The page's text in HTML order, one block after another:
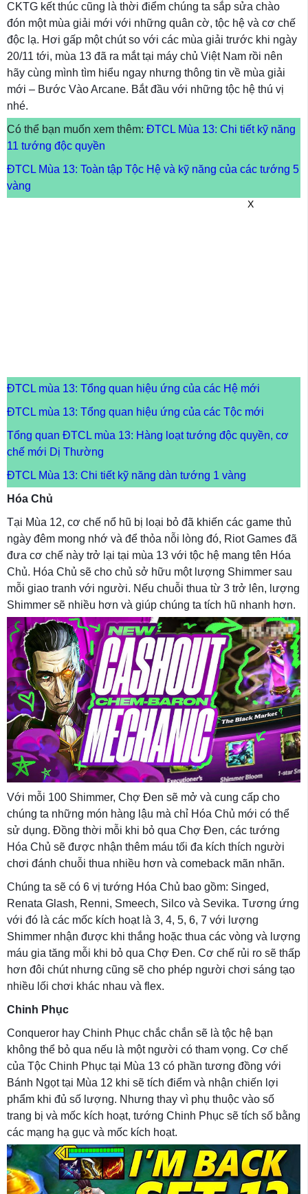
CKTG kết thúc cũng là thời điểm chúng ta sắp sửa chào
đón một mùa giải mới với những quân cờ, tộc hệ và cơ chế
độc lạ. Hơi gấp một chút so với các mùa giải trước khi ngày
20/11 tới, mùa 13 đã ra mắt tại máy chủ Việt Nam rồi nên
hãy cùng mình tìm hiểu ngay nhưng thông tin về mùa giải
mới – Bước Vào Arcane. Bắt đầu với những tộc hệ thú vị
nhé.
Có thể bạn muốn xem thêm: ĐTCL Mùa 13: Chi tiết kỹ năng
11 tướng độc quyền
ĐTCL Mùa 13: Toàn tập Tộc Hệ và kỹ năng của các tướng 5
vàng
X
ĐTCL mùa 13: Tổng quan hiệu ứng của các Hệ mới
ĐTCL mùa 13: Tổng quan hiệu ứng của các Tộc mới
Tổng quan ĐTCL mùa 13: Hàng loạt tướng độc quyền, cơ
chế mới Dị Thường
ĐTCL Mùa 13: Chi tiết kỹ năng dàn tướng 1 vàng
Hóa Chủ
Tại Mùa 12, cơ chế nổ hũ bị loại bỏ đã khiến các game thủ
ngày đêm mong nhớ và để thỏa nỗi lòng đó, Riot Games đã
đưa cơ chế này trở lại tại mùa 13 với tộc hệ mang tên Hóa
Chủ. Hóa Chủ sẽ cho chủ sở hữu một lượng Shimmer sau
mỗi giao tranh với người. Nếu chuỗi thua từ 3 trở lên, lượng
Shimmer sẽ nhiều hơn và giúp chúng ta tích hũ nhanh hơn.
Với mỗi 100 Shimmer, Chợ Đen sẽ mở và cung cấp cho
chúng ta những món hàng lậu mà chỉ Hóa Chủ mới có thể
sử dụng. Đồng thời mỗi khi bỏ qua Chợ Đen, các tướng
Hóa Chủ sẽ được nhận thêm máu tối đa kích thích người
chơi đánh chuỗi thua nhiều hơn và comeback mãn nhãn.
Chúng ta sẽ có 6 vị tướng Hóa Chủ bao gồm: Singed,
Renata Glash, Renni, Smeech, Silco và Sevika. Tương ứng
với đó là các mốc kích hoạt là 3, 4, 5, 6, 7 với lượng
Shimmer nhận được khi thắng hoặc thua các vòng và lượng
máu gia tăng mỗi khi bỏ qua Chợ Đen. Cơ chế rủi ro sẽ thấp
hơn đôi chút nhưng cũng sẽ cho phép người chơi sáng tạo
nhiều lối chơi khác nhau và flex.
Chinh Phục
Conqueror hay Chinh Phục chắc chắn sẽ là tộc hệ bạn
không thể bỏ qua nếu là một người có tham vọng. Cơ chế
của Tộc Chinh Phục tại Mùa 13 có phần tương đồng với
Bánh Ngọt tại Mùa 12 khi sẽ tích điểm và nhận chiến lợi
phẩm khi đủ số lượng. Nhưng thay vì phụ thuộc vào số
trang bị và mốc kích hoạt, tướng Chinh Phục sẽ tích số bằng
các mạng hạ gục và mốc kích hoạt.